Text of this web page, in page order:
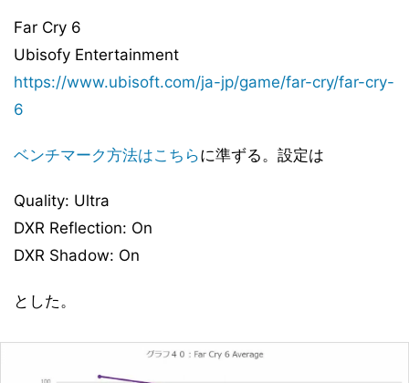
Far Cry 6
Ubisofy Entertainment
https://www.ubisoft.com/ja-jp/game/far-cry/far-cry-
6
ベンチマーク方法はこちらに準ずる。設定は
Quality: Ultra
DXR Reflection: On
DXR Shadow: On
とした。